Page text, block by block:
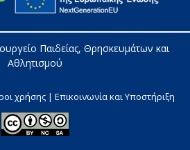
Παιδείας, Θρησκευμάτων και
Αθλητισμού
χρήσης | Επικοινωνία και Υποστήριξη